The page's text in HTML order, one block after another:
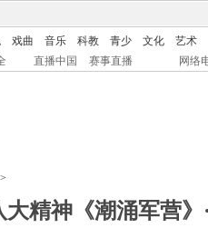
戏曲 音乐 科教 青少 文化
艺术
直播中国 赛事直播 网络
>
精神《潮涌军营